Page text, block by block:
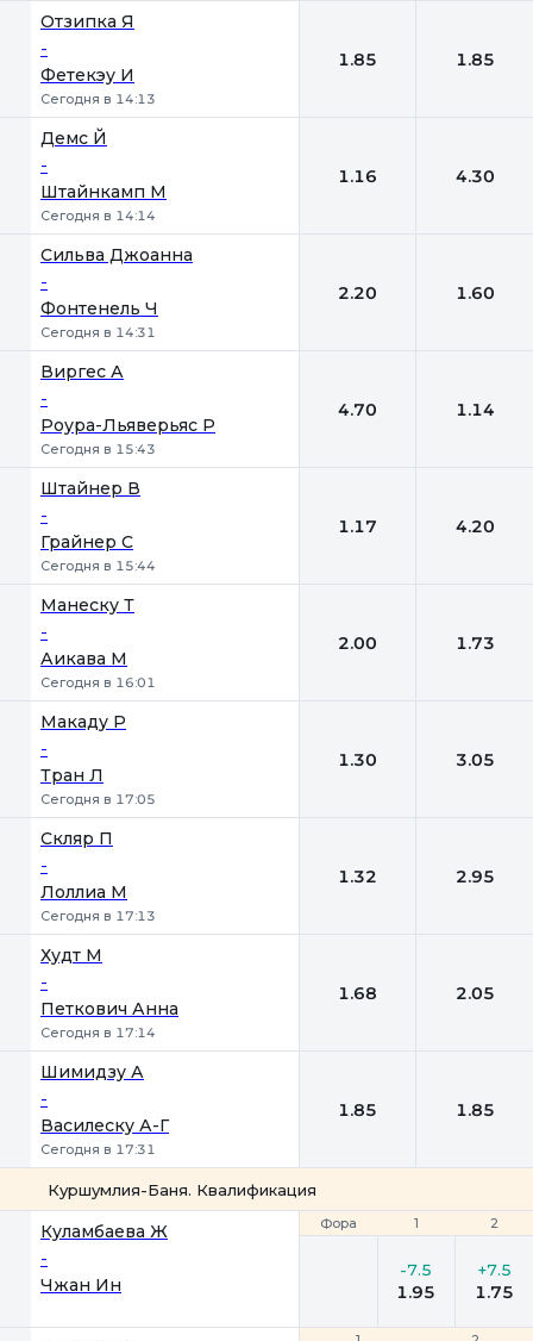
Отзипка Я
-
Фетекэу И
Сегодня в 14:13
1.85 1.85
Демс Й
-
Штайнкамп М
Сегодня в 14:14
1.16 4.30
Сильва Джоанна
-
Фонтенель Ч
Сегодня в 14:31
2.20 1.60
Виргес А
-
Роура-Льяверьяс Р
Сегодня в 15:43
4.70 1.14
Штайнер В
-
Грайнер С
Сегодня в 15:44
1.17 4.20
Манеску Т
-
Аикава М
Сегодня в 16:01
2.00 1.73
Макаду Р
-
Тран Л
Сегодня в 17:05
1.30 3.05
Скляр П
-
Лоллиа М
Сегодня в 17:13
1.32 2.95
Худт М
-
Петкович Анна
Сегодня в 17:14
1.68 2.05
Шимидзу А
-
Василеску А-Г
Сегодня в 17:31
1.85 1.85
Куршумлия-Баня. Квалификация
Фора 1 2
Куламбаева Ж
-
Чжан Ин
Фора 1 2
-7.5
1.95
+7.5
1.75